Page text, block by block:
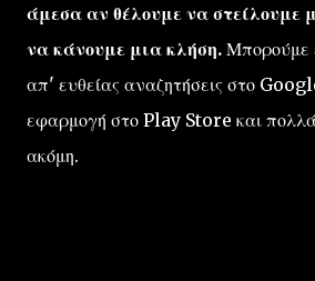
άμεσα αν θέλουμε να στείλουμε
να κάνουμε μια κλήση. Μπορούμε
απ' ευθείας αναζητήσεις στο
εφαρμογή στο Play Store και
ακόμη.